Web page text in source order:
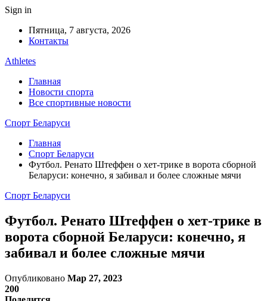
Sign in
Пятница, 7 августа, 2026
Контакты
Athletes
Главная
Новости спорта
Все спортивные новости
Спорт Беларуси
Главная
Спорт Беларуси
Футбол. Ренато Штеффен о хет-трике в ворота сборной
Беларуси: конечно, я забивал и более сложные мячи
Спорт Беларуси
Футбол. Ренато Штеффен о хет-трике в
ворота сборной Беларуси: конечно, я
забивал и более сложные мячи
Опубликовано Мар 27, 2023
200